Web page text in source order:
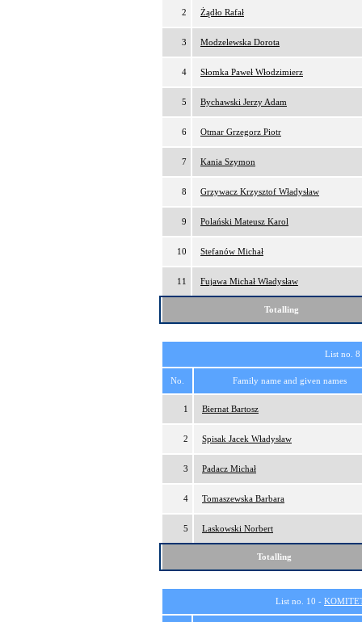
2 Żądło Rafał
3 Modzelewska Dorota
4 Słomka Paweł Włodzimierz
5 Bychawski Jerzy Adam
6 Otmar Grzegorz Piotr
7 Kania Szymon
8 Grzywacz Krzysztof Władysław
9 Polański Mateusz Karol
10 Stefanów Michał
11 Fujawa Michał Władysław
Totalling
List no.
No. Family name and given names
1 Biernat Bartosz
2 Spisak Jacek Władysław
3 Padacz Michał
4 Tomaszewska Barbara
5 Laskowski Norbert
Totalling
List no. 10 -